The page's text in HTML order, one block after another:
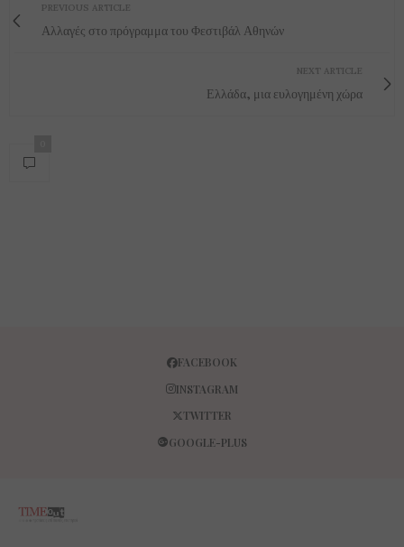
PREVIOUS ARTICLE
Αλλαγές στο πρόγραμμα του Φεστιβάλ Αθηνών
NEXT ARTICLE
Ελλάδα, μια ευλογημένη χώρα
FACEBOOK
INSTAGRAM
TWITTER
GOOGLE-PLUS